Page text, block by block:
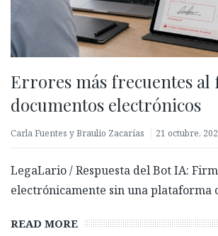
Errores más frecuentes
documentos electrónicos
Carla Fuentes y Braulio Zacarías 21 octubre,
LegaLario / Respuesta del Bot IA:
electrónicamente sin una plataforma
READ MORE